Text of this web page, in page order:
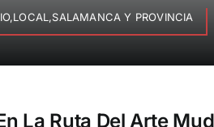
Y PROVINCIA
La Ruta Del Arte